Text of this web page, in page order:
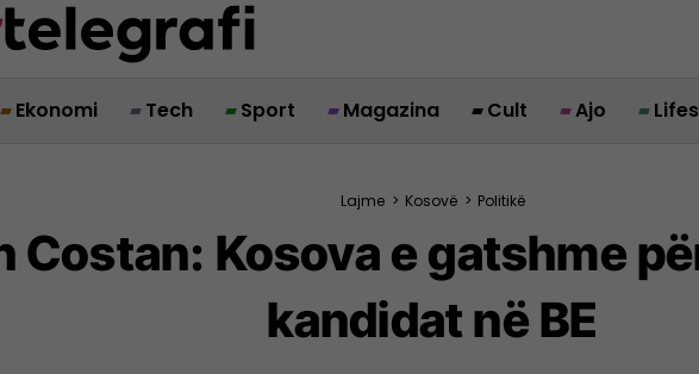
Ekonomi Tech Sport Magazina Cult Ajo
Lajme > Kosovë > Politikë
Costan: Kosova e gatshme
kandidat në BE